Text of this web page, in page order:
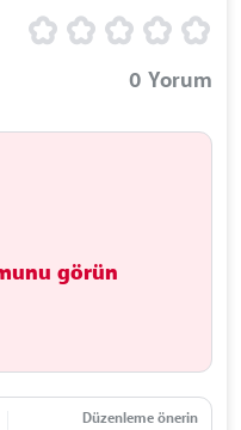
0 Yorum
görün
Düzenleme önerin